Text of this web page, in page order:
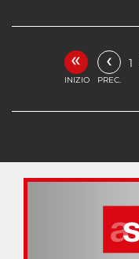
«
INIZIO
‹
PREC.
1